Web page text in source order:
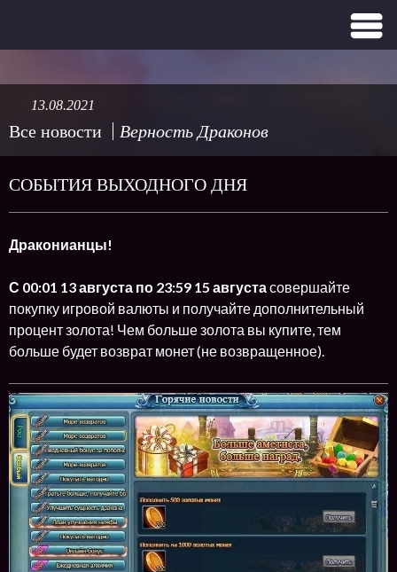
Все новости Верность Драконов
13.08.2021
СОБЫТИЯ ВЫХОДНОГО ДНЯ
Драконианцы!
С 00:01 13 августа по 23:59 15 августасовершайте
покупку игровой валюты и получайте дополнительный
процент золота! Чем больше золота вы купите, тем
больше будет возврат монет (не возвращенное).